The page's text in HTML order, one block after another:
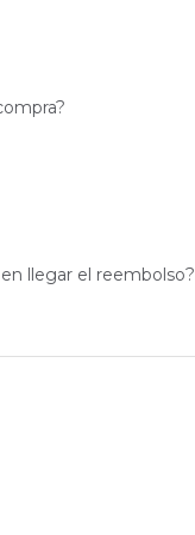
llegar el reembolso?